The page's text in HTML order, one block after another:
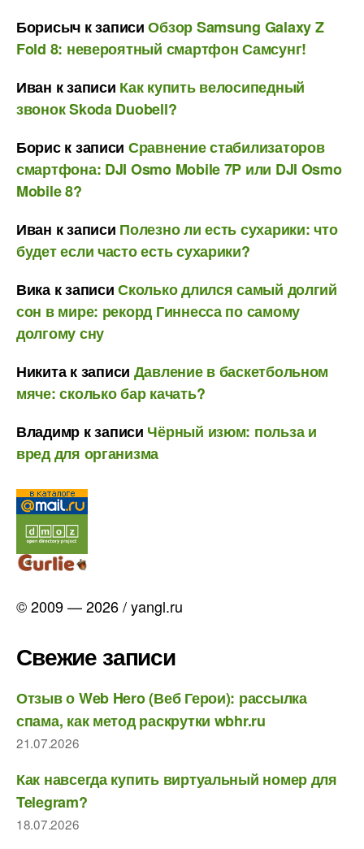
Борисыч к записиОбзор Samsung Galaxy Z
Fold 8: невероятный смартфон Самсунг!
Иван к записи Как купить велосипедный
звонок Skoda Duobell?
Бориск записи Сравнение стабилизаторов
смартфона: DJI Osmo Mobile 7P или DJI Osmo
Mobile 8?
Иван к записи Полезно ли есть сухарики: что
будет если часто есть сухарики?
Викак записиСколько длился самый долгий
сон в мире: рекорд Гиннесса по самому
долгому сну
Никитак записи Давление в баскетбольном
мяче: сколько бар качать?
Владимр к записи Чёрный изюм: польза и
вред для организма
© 2009 — 2026 / yangl.ru
Свежие записи
Отзыв о Web Hero (Веб Герои): рассылка
спама, как метод раскрутки wbhr.ru
21.07.2026
Как навсегда купить виртуальный номер для
Telegram?
18.07.2026